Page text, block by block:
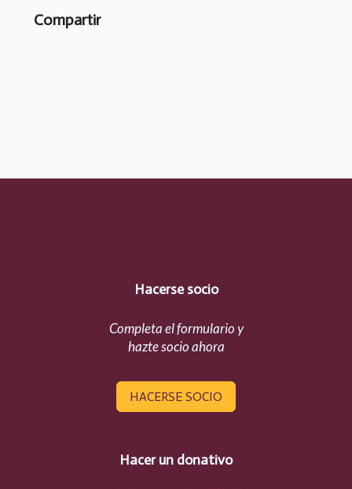
Compartir
Hacerse socio
Completa el formulario y
hazte socio ahora
HACERSE SOCIO
Hacer un donativo